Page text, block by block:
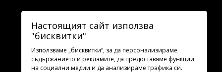
Билетна каса
телефон:
рабoтно време: 10:00 - 19:30
Настоящият сайт използва
"бисквитки"
Използваме „бисквитки“, за да персонализираме
съдържанието и рекламите, да предоставяме функции
на социални медии и да анализираме трафика си.